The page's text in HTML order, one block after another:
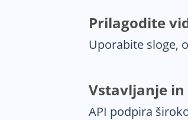
Prilagodite
Uporabite sloge,
Vstavljanje
API podpira